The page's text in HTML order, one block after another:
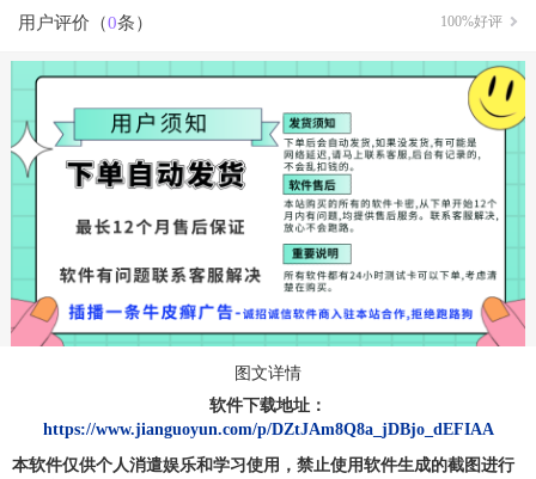
用户评价（0条） 100%好评
图文详情
软件下载地址：
https://www.jianguoyun.com/p/DZtJAm8Q8a_jDBjo_dEFIAA
本软件仅供个人消遣娱乐和学习使用，禁止使用软件生成的截图进行